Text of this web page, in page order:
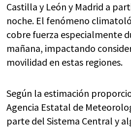
Castilla y León y Madrid a
noche. El fenómeno
cobre fuerza especialmente
mañana, impactando
movilidad en estas regiones.
Según la estimación
Agencia Estatal de
parte del Sistema Central y